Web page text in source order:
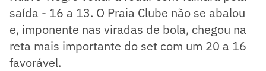
saída - 16 a 13. O Praia Clube não se abalou
e, imponente nas viradas de bola, chegou na
reta mais importante do set com um 20 a 16
favorável.